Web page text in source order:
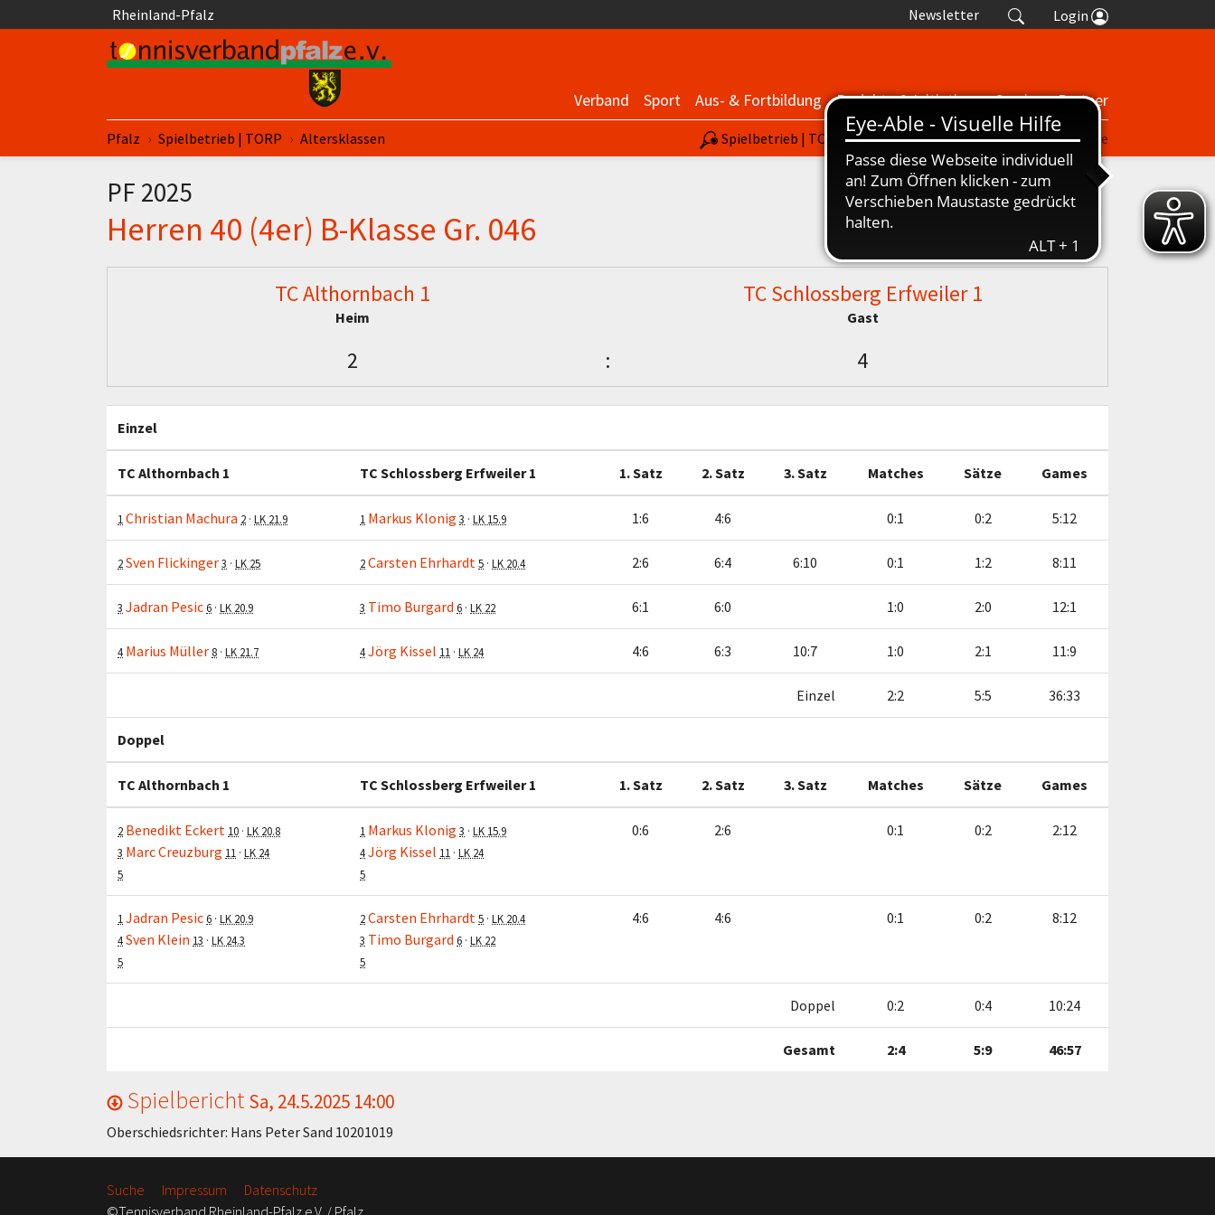
Springe zum SeiteninhaltRheinland-Pfalz Newsletter Login
Verband Sport Aus- & Fortbildung Projekte & Initiativen Service Partner
Spielbetrieb | TORP nuScore Turniere Termine
Sie sind hier:
Pfalz Spielbetrieb | TORP Altersklassen
PF 2025
Herren 40 (4er) B-Klasse Gr. 046
TC Althornbach 1
Heim
TC Schlossberg Erfweiler 1
Gast
2 : 4
Einzel
TC Althornbach 1 TC Schlossberg Erfweiler 1 1. Satz 2. Satz 3. Satz Matches Sätze Games
1 Christian Machura 2 · LK 21.9 1 Markus Klonig 3 · LK 15.9 1:6 4:6 0:1 0:2 5:12
2Sven Flickinger3 · LK 25 2Carsten Ehrhardt5 · LK 20.4 2:6 6:4 6:10 0:1 1:2 8:11
3 Jadran Pesic6 · LK 20.9 3 Timo Burgard 6 · LK 22 6:1 6:0 1:0 2:0 12:1
4 Marius Müller 8 · LK 21.7 4Jörg Kissel 11 · LK 24 4:6 6:3 10:7 1:0 2:1 11:9
Einzel 2:2 5:5 36:33
Doppel
TC Althornbach 1 TC Schlossberg Erfweiler 1 1. Satz 2. Satz 3. Satz Matches Sätze Games
2 Benedikt Eckert 10 · LK 20.8
3 Marc Creuzburg 11 · LK 24
5
1 Markus Klonig 3 · LK 15.9
4Jörg Kissel 11 · LK 24
5
0:6 2:6 0:1 0:2 2:12
1 Jadran Pesic6 · LK 20.9
4Sven Klein 13 · LK 24.3
5
2Carsten Ehrhardt5 · LK 20.4
3 Timo Burgard 6 · LK 22
5
4:6 4:6 0:1 0:2 8:12
Doppel 0:2 0:4 10:24
Gesamt 2:4 5:9 46:57
Spielbericht Sa, 24.5.2025 14:00
Oberschiedsrichter: Hans Peter Sand 10201019
Suche Impressum
Datenschutz